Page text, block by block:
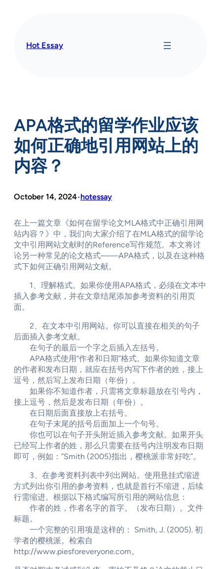
Hot Essay
APA格式的留学作业应该
如何正确地引用网站上的
内容？
October 14, 2024•hotessay
在上一篇文章《如何在留学论文MLA格式中正确引用网
站内容？》中，我们向大家介绍了在MLA格式的留学论
文中引用网站文献时的Reference写作规范。本文将讨
论另一种常见的论文格式——APA格式，以及在这种格
式下如何正确引用网站文献。
1、理解格式。如果你使用APA格式，必须在文本中
插入参考文献，并在文章结尾添加参考资料的引用页
面。
2、在文本中引用网站。你可以直接在相关的句子
后面插入参考文献。
在句子的最后一个字之后插入左括号。
APA格式使用“作者和日期”格式。如果你知道文章
的作者和发布日期，就应在括号内写下作者的姓，接上
逗号，然后写上发布日期（年份）。
如果你不知道作者，只需将文章标题放在引号内，
接上逗号，然后是发布日期（年份）。
在日期后面直接放上右括号。
在句子末尾的括号后面加上一个句号。
你也可以在句子开头附近插入参考文献。如果开头
已经写上作者的姓，那么只需要在括号内注明发布日期
即可，例如：”Smith (2005)指出，樱桃派非常好吃”。
3、在参考资料列表中列出网站。使用悬挂式缩进
方式列出你引用的参考资料，也就是首行不缩进，后续
行需缩进。根据以下格式编写所引用的网站信息：
作者的姓，作者名字的首字。（发布日期）。文件
标题。
一个完整的引用项是这样的： Smith, J. (2005). 初
学者的樱桃派。检索自
http://www.piesforeveryone.com。